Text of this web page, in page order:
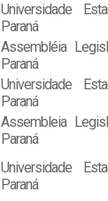
Universidade
Paraná
Assembléia
Paraná
Universidade
Paraná
Assembleia
Paraná
Universidade
Paraná